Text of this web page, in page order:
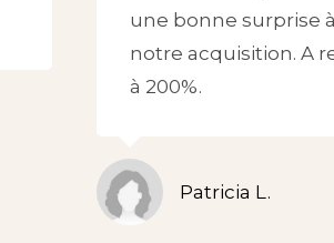
une bonne surprise
notre acquisition. A
à 200%.
Patricia L.